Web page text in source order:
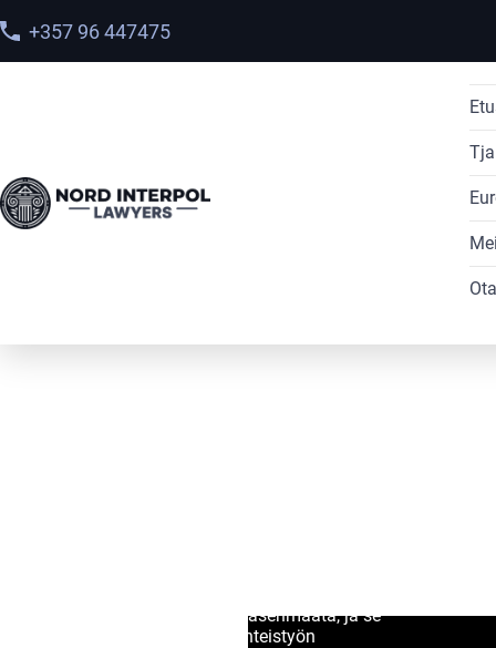
+357 96 447475
organisaatio. Mukana on 195 jäsenmaata, ja se
vastaa kansainvälisen poliisiyhteistyön